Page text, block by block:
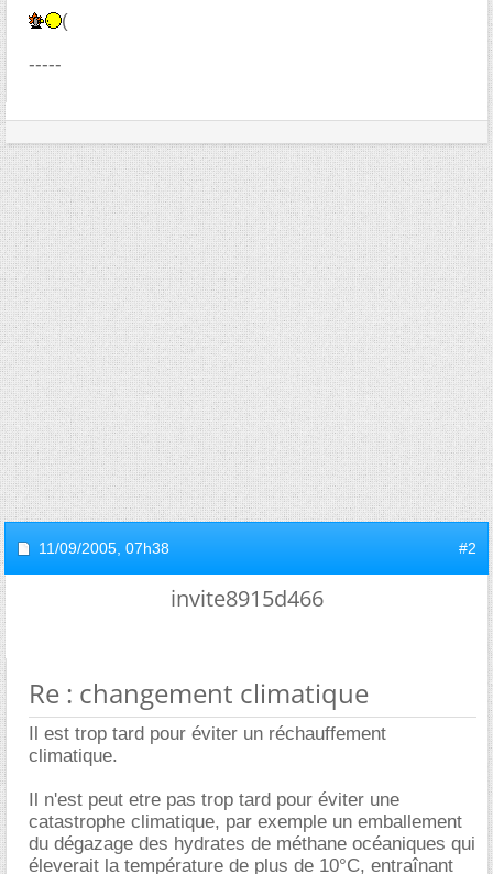
(
-----
11/09/2005, 07h38 #2
invite8915d466
Re : changement climatique
Il est trop tard pour éviter un réchauffement
climatique.
Il n'est peut etre pas trop tard pour éviter une
catastrophe climatique, par exemple un emballement
du dégazage des hydrates de méthane océaniques qui
éleverait la température de plus de 10°C, entraînant